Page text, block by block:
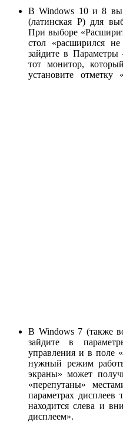
В Windows 10 и 8 вы
(латинская P) для
При выборе
стол «расширился
зайдите в
тот монитор,
установите отметку
В Windows 7 (также
зайдите в
управления и в поле
нужный режим
экраны» может
«перепутаны»
параметрах дисплеев
находится слева и
дисплеем».